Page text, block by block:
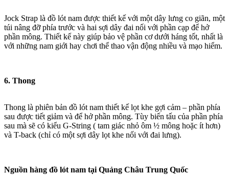
Jock Strap là đồ lót nam được thiết kế với một dây lưng co giãn, một
túi nâng đỡ phía trước và hai sợi dây đai nối với phần cạp để hở
phần mông. Thiết kế này giúp bảo vệ phần cơ dưới háng tốt, nhất là
với những nam giới hay chơi thể thao vận động nhiều và mạo hiểm.
6. Thong
Thong là phiên bản đồ lót nam thiết kế lọt khe gợi cảm – phần phía
sau được tiết giảm và để hở phần mông. Tùy biến tấu của phần phía
sau mà sẽ có kiểu G-String ( tam giác nhỏ ôm ½ mông hoặc ít hơn)
và T-back (chỉ có một sợi dây lọt khe nối với đai lưng).
Nguồn hàng đồ lót nam tại Quảng Châu Trung Quốc